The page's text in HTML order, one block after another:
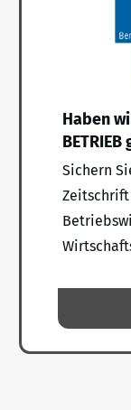
Haben
Sichern
Zeitschrift